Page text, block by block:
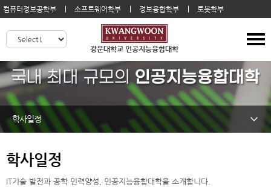
컴퓨터정보공학부 소프트웨어학부 정보융합학부 로봇학부
광운대학교 인공지능융합대학
학사일정
학사일정
IT기술 발전과 공학 인력양성, 인공지능융합대학을 소개합니다.